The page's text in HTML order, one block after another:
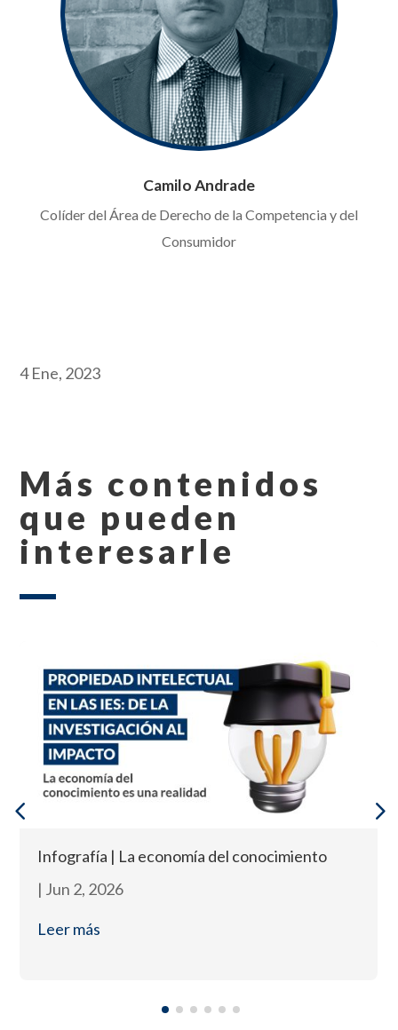
Camilo Andrade
Colíder del Área de Derecho de la Competencia y del
Consumidor
4 Ene, 2023
Más contenidos
que pueden
interesarle
Infografía | La economía del conocimiento
| Jun 2, 2026
Leer más